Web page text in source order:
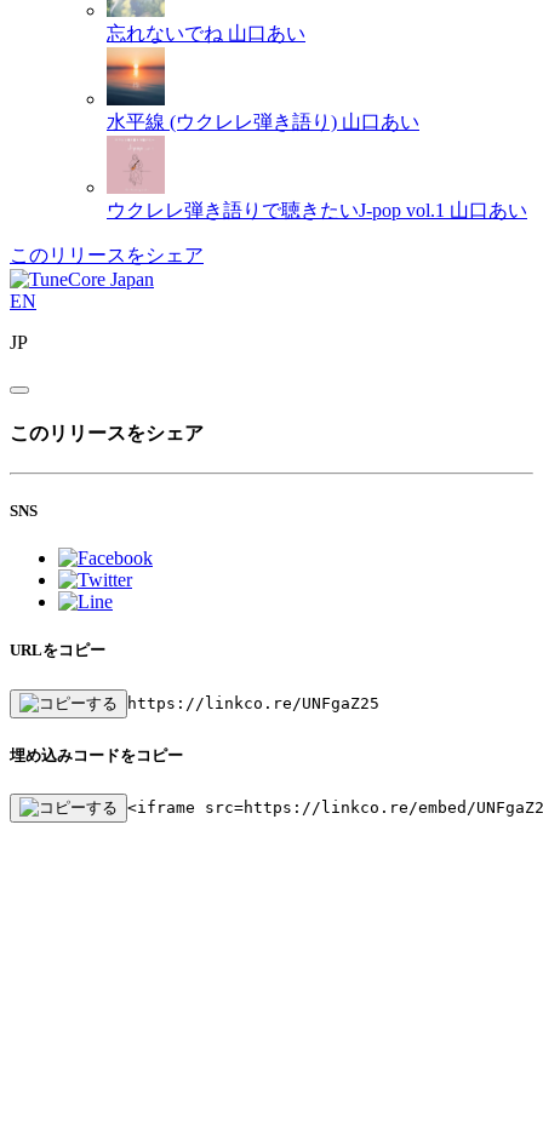
忘れないでね 山口あい
水平線 (ウクレレ弾き語り) 山口あい
ウクレレ弾き語りで聴きたいJ-pop vol.1 山口あい
このリリースをシェア
EN
JP
このリリースをシェア
SNS
URLをコピー
https://linkco.re/UNFgaZ25
埋め込みコードをコピー
<iframe src=https://linkco.re/embed/